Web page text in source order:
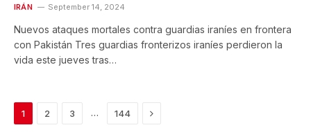
IRÁN September 14, 2024
Nuevos ataques mortales contra guardias iraníes en frontera
con Pakistán Tres guardias fronterizos iraníes perdieron la
vida este jueves tras…
1 2 3 … 144 Next